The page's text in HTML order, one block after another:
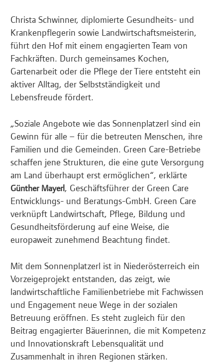
Christa Schwinner, diplomierte Gesundheits- und
Krankenpflegerin sowie Landwirtschaftsmeisterin,
führt den Hof mit einem engagierten Team von
Fachkräften. Durch gemeinsames Kochen,
Gartenarbeit oder die Pflege der Tiere entsteht ein
aktiver Alltag, der Selbstständigkeit und
Lebensfreude fördert.
„Soziale Angebote wie das Sonnenplatzerl sind ein
Gewinn für alle – für die betreuten Menschen, ihre
Familien und die Gemeinden. Green Care-Betriebe
schaffen jene Strukturen, die eine gute Versorgung
am Land überhaupt erst ermöglichen“, erklärte
Günther Mayerl, Geschäftsführer der Green Care
Entwicklungs- und Beratungs-GmbH. Green Care
verknüpft Landwirtschaft, Pflege, Bildung und
Gesundheitsförderung auf eine Weise, die
europaweit zunehmend Beachtung findet.
Mit dem Sonnenplatzerl ist in Niederösterreich ein
Vorzeigeprojekt entstanden, das zeigt, wie
landwirtschaftliche Familienbetriebe mit Fachwissen
und Engagement neue Wege in der sozialen
Betreuung eröffnen. Es steht zugleich für den
Beitrag engagierter Bäuerinnen, die mit Kompetenz
und Innovationskraft Lebensqualität und
Zusammenhalt in ihren Regionen stärken.